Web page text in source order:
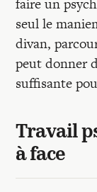
faire un
seul le
divan,
peut donner
suffisante
Travail
à face